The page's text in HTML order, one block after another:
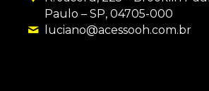
Paulo – SP, 04705-000
luciano@acessooh.com.br